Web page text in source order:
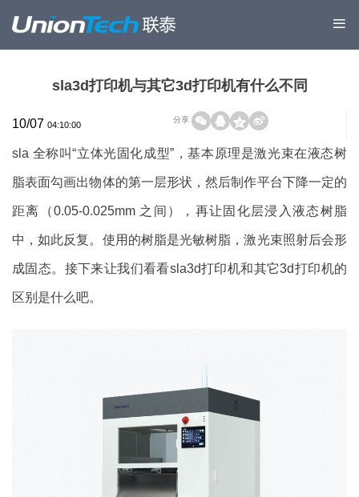
sla3d打印机与其它3d打印机有什么不同
10/07 04:10:00
分享
sla 全称叫“立体光固化成型”，基本原理是激光束在液态树
脂表面勾画出物体的第一层形状，然后制作平台下降一定的
距离（0.05-0.025mm 之间），再让固化层浸入液态树脂
中，如此反复。使用的树脂是光敏树脂，激光束照射后会形
成固态。接下来让我们看看sla3d打印机和其它3d打印机的
区别是什么吧。